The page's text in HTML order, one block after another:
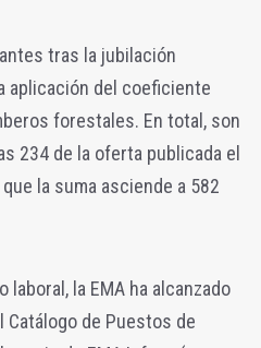
tras la jubilación
aplicación del coeficiente
forestales. En total, son
234 de la oferta publicada el
la suma asciende a 582
laboral, la EMA ha alcanzado
Catálogo de Puestos de